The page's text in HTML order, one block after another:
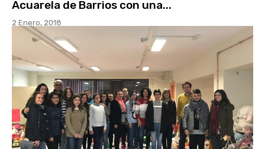
Acuarela de Barrios con una...
2 Enero, 2018